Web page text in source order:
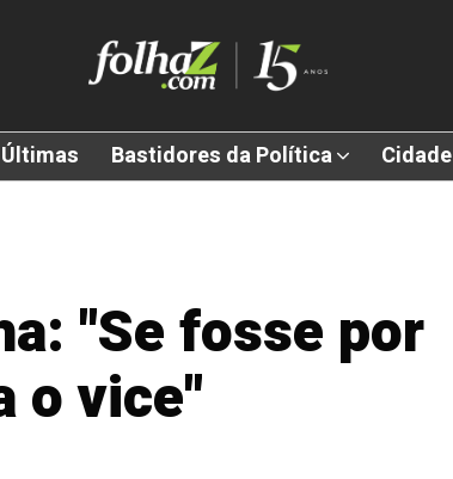
Últimas Bastidores da Política Cidade
"Se fosse por
o vice"